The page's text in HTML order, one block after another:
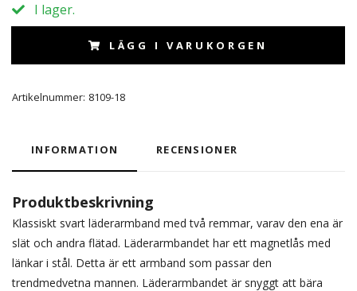
I lager.
LÄGG I VARUKORGEN
Artikelnummer: 8109-18
INFORMATION RECENSIONER
Produktbeskrivning
Klassiskt svart läderarmband med två remmar, varav den ena är
slät och andra flätad. Läderarmbandet har ett magnetlås med
länkar i stål. Detta är ett armband som passar den
trendmedvetna mannen. Läderarmbandet är snyggt att bära